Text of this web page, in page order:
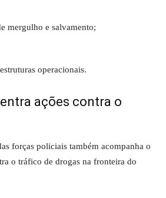
mergulho e salvamento;
operacionais.
ações contra o
forças policiais também acompanha o
o tráfico de drogas na fronteira do